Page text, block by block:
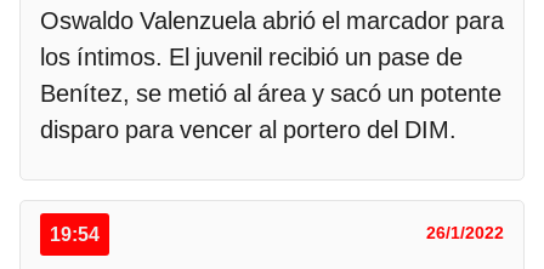
Oswaldo Valenzuela abrió el marcador para
los íntimos. El juvenil recibió un pase de
Benítez, se metió al área y sacó un potente
disparo para vencer al portero del DIM.
19:54 26/1/2022